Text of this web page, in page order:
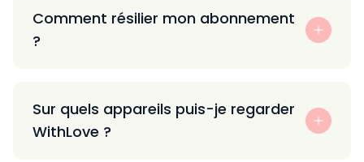
Comment résilier mon abonnement
?
Sur quels appareils puis-je regarder
WithLove ?